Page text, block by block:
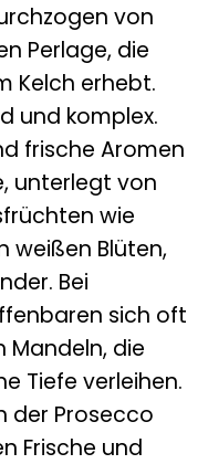
von
Perlage, die
Kelch erhebt.
und komplex.
frische Aromen
unterlegt von
wie
weißen Blüten,
Bei
sich oft
Mandeln, die
Tiefe verleihen.
der Prosecco
Frische und